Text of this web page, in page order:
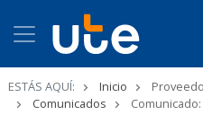
ESTÁS AQUÍ: Inicio
Comunicados